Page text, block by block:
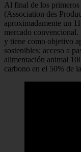
Al final de los
(Association des
aproximadamente un
mercado
y tiene como objetivo
sostenibles: acceso a
alimentación animal
carbono en el 50% de